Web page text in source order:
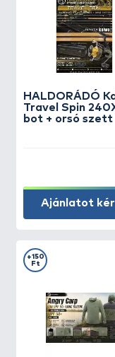
HALDORÁDÓ
Travel Spin
bot + orsó szett
Ajánlatot
+150
Ft